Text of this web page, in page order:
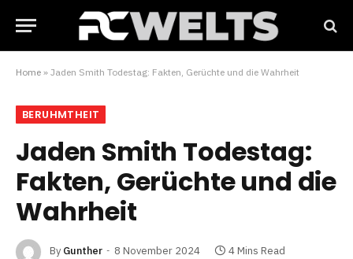
Home » Jaden Smith Todestag: Fakten, Gerüchte und die Wahrheit
BERUHMTHEIT
Jaden Smith Todestag:
Fakten, Gerüchte und die
Wahrheit
By Gunther 8 November 2024 4 Mins Read